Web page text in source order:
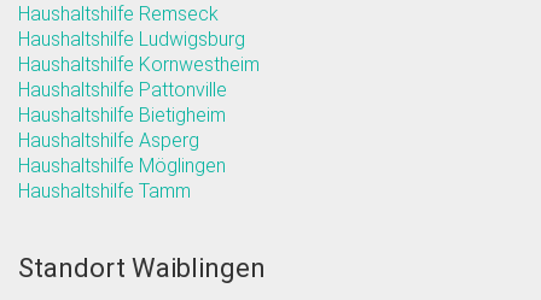
Haushaltshilfe Remseck
Haushaltshilfe Ludwigsburg
Haushaltshilfe Kornwestheim
Haushaltshilfe Pattonville
Haushaltshilfe Bietigheim
Haushaltshilfe Asperg
Haushaltshilfe Möglingen
Haushaltshilfe Tamm
Standort Waiblingen